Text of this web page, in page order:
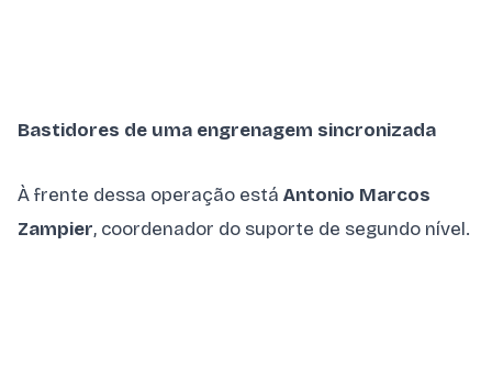
Bastidores de uma engrenagem sincronizada
À frente dessa operação está Antonio Marcos
Zampier, coordenador do suporte de segundo nível.